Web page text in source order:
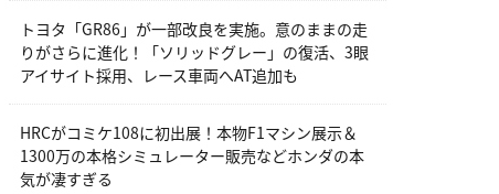
トヨタ「GR86」が一部改良を実施。意のままの走
りがさらに進化！「ソリッドグレー」の復活、3眼
アイサイト採用、レース車両へAT追加も
HRCがコミケ108に初出展！本物F1マシン展示＆
1300万の本格シミュレーター販売などホンダの本
気が凄すぎる